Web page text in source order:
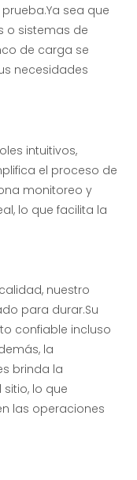
sea que
o sistemas de
de carga se
necesidades
intuitivos,
el proceso de
monitoreo y
lo que facilita la
nuestro
para durar.Su
confiable incluso
la
brinda la
lo que
las operaciones